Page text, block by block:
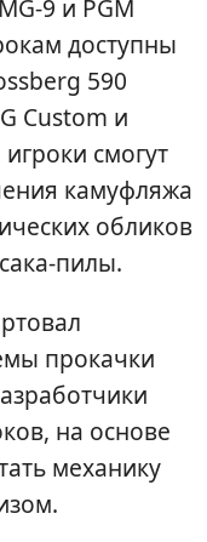
9 и PGM
доступны
590
Custom и
смогут
камуфляжа
обликов
пилы.
прокачки
на основе
механику